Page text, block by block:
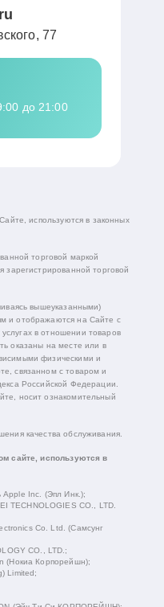
77
до 21:00
используются в законных
торговой маркой
зарегистрированной торговой
вышеуказанными)
и отображаются на Сайте с
в отношении товаров
оказаны на месте или в
физическими и
связанном с товаром и
Российской Федерации.
носит ознакомительный
качества обслуживания.
сайте, используются в
Inc. (Эпл Инк.);
TECHNOLOGIES CO., LTD.
Co. Ltd. (Самсунг
CO., LTD.;
(Нокиа Корпорейшн);
Limited;